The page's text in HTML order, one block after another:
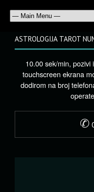
ASTROLOGIJA TAROT
10.00 sek/min,
touchscreen ekrana
dodirom na broj
✆